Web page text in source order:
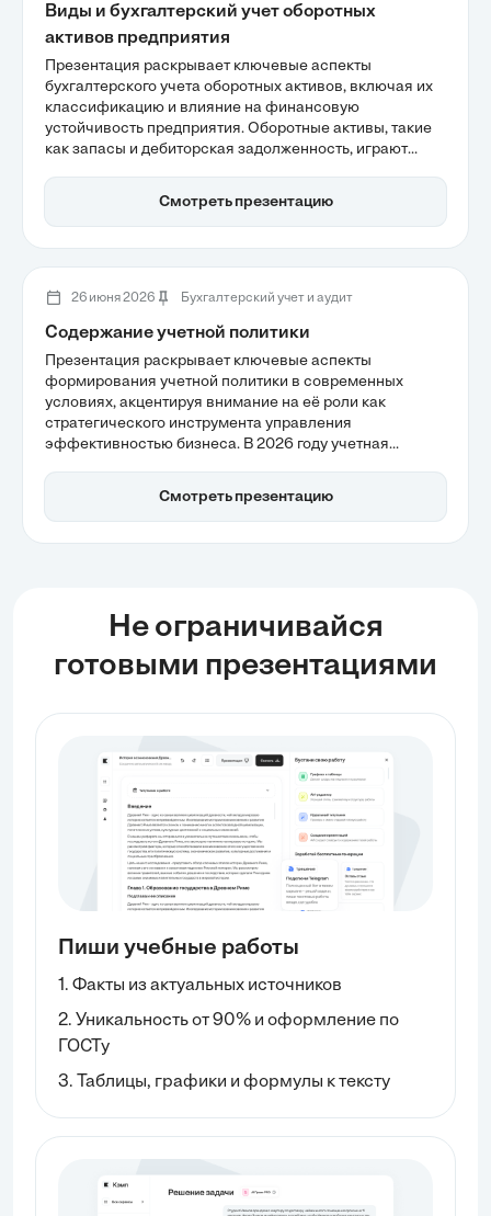
Виды и бухгалтерский учет оборотных
активов предприятия
Презентация раскрывает ключевые аспекты
бухгалтерского учета оборотных активов, включая их
классификацию и влияние на финансовую
устойчивость предприятия. Оборотные активы, такие
как запасы и дебиторская задолженность, играют
непрерывности операционного цикла. Также
рассматриваются методы учета, которые помогают
Смотреть презентацию
26 июня 2026 Бухгалтерский учет и аудит
Содержание учетной политики
Презентация раскрывает ключевые аспекты
формирования учетной политики в современных
условиях, акцентируя внимание на её роли как
стратегического инструмента управления
эффективностью бизнеса. В 2026 году учетная
финансовых результатов и минимизации рисков,
связанных с несоответствием фактических методов
Смотреть презентацию
Не ограничивайся
готовыми презентациями
Пиши учебные работы
1. Факты из актуальных источников
2. Уникальность от 90% и оформление по
ГОСТу
3. Таблицы, графики и формулы к тексту